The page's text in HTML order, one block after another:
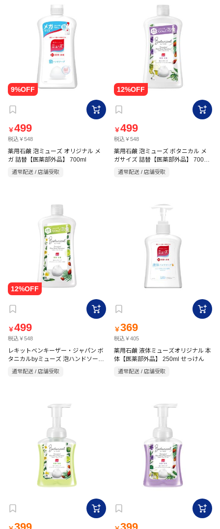
￥499
税込￥548
薬用石鹸 泡ミューズ オリジナル メ
ガ 詰替【医薬部外品】 700ml
通常配送 / 店舗受取
￥499
税込￥548
薬用石鹸 泡ミューズ ボタニカル メ
ガサイズ 詰替【医薬部外品】 700ml
すみれ＆イランイラン
通常配送 / 店舗受取
￥499
税込￥548
レキットベンキーザー・ジャパン ボ
タニカルbyミューズ 泡ハンドソープ
ホワイトリリー＆ベルガモット 詰替
用 メガサイズ700ml 【医薬部外品】
通常配送 / 店舗受取
￥369
税込￥405
薬用石鹸 液体ミューズオリジナル 本
体【医薬部外品】 250ml せっけん
通常配送 / 店舗受取